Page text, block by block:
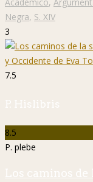
Negra, S. XIV
3
7.5
P. Hislibris
8.5
P. plebe
Los caminos de